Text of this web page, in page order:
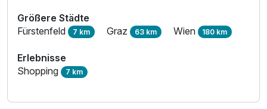
Ausstattung
Zusatznächte
Größere Städte
Fürstenfeld 7 km Graz 63 km Wien 180 km
Erlebnisse
Shopping 7 km